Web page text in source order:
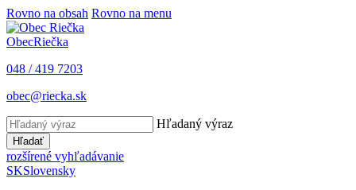
Rovno na obsah Rovno na menu
ObecRiečka
048 / 419 7203
obec@riecka.sk
Hľadaný výraz
Hľadať
rozšírené vyhľadávanie
SKSlovensky